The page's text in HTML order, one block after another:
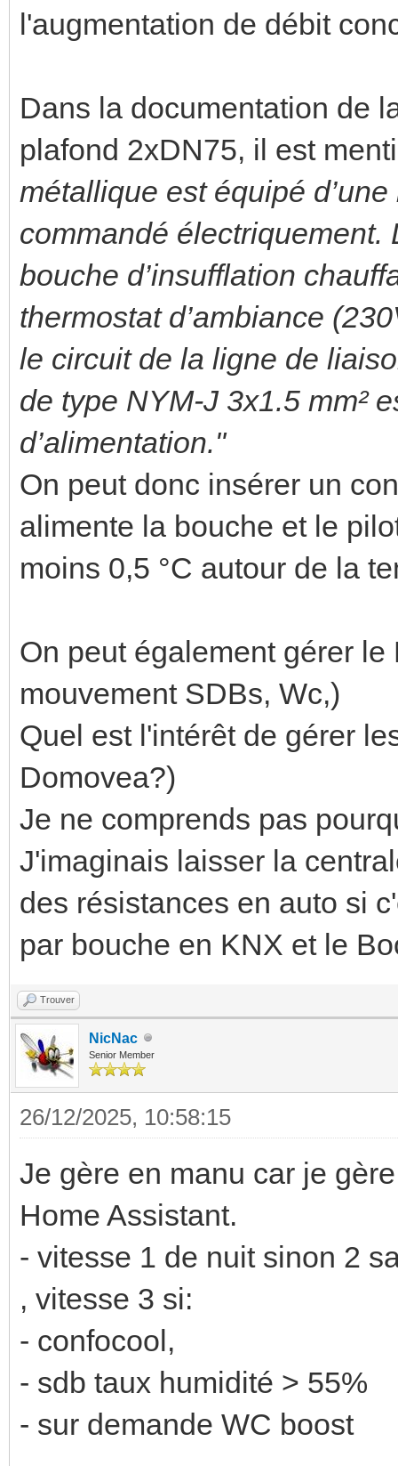
l'augmentation de débit
Dans la documentation de
plafond 2xDN75, il est
métallique est équipé
commandé électriquement.
bouche d’insufflation
thermostat d’ambiance
le circuit de la ligne de
de type NYM-J 3x1.5 mm²
d’alimentation."
On peut donc insérer un
alimente la bouche et le
moins 0,5 °C autour de la
On peut également gérer
mouvement SDBs, Wc,)
Quel est l'intérêt de gérer
Domovea?)
Je ne comprends pas
J'imaginais laisser la
des résistances en auto si
par bouche en KNX et le
Trouver
NicNac
Senior Member
26/12/2025, 10:58:15
Je gère en manu car je
Home Assistant.
- vitesse 1 de nuit sinon 2
, vitesse 3 si:
- confocool,
- sdb taux humidité > 55%
- sur demande WC boost